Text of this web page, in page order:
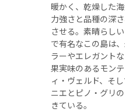
暖かく、乾燥した
力強さと品種の深
させる。素晴らし
で有名なこの島は
ラーやエレガント
果実味のあるモン
ィ・ヴェルド、そ
ニエとピノ・グリ
きている。